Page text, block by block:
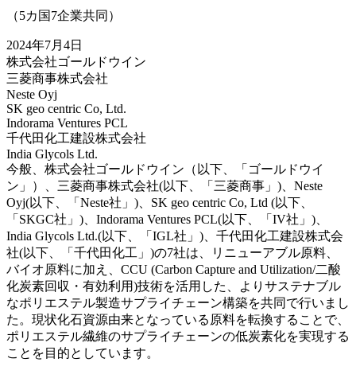
（5カ国7企業共同）
2024年7月4日
株式会社ゴールドウイン
三菱商事株式会社
Neste Oyj
SK geo centric Co, Ltd.
Indorama Ventures PCL
千代田化工建設株式会社
India Glycols Ltd.
今般、株式会社ゴールドウイン（以下、「ゴールドウイ
ン」）、三菱商事株式会社(以下、「三菱商事」)、Neste
Oyj(以下、「Neste社」)、SK geo centric Co, Ltd (以下、
「SKGC社」)、Indorama Ventures PCL(以下、「IV社」)、
India Glycols Ltd.(以下、「IGL社」)、千代田化工建設株式会
社(以下、「千代田化工」)の7社は、リニューアブル原料、
バイオ原料に加え、CCU (Carbon Capture and Utilization/二酸
化炭素回収・有効利用)技術を活用した、よりサステナブル
なポリエステル製造サプライチェーン構築を共同で行いまし
た。現状化石資源由来となっている原料を転換することで、
ポリエステル繊維のサプライチェーンの低炭素化を実現する
ことを目的としています。